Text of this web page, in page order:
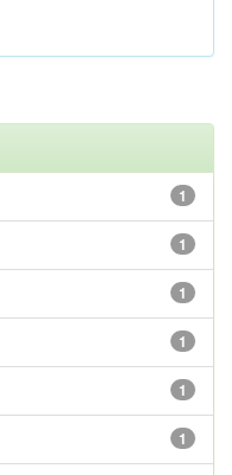
1
1
1
1
1
1